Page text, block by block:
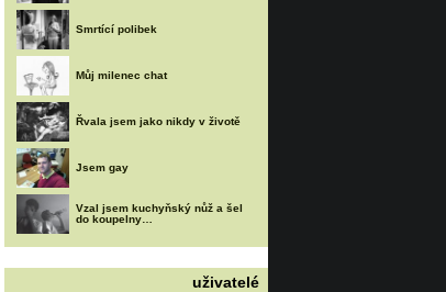
Smrtící polibek
Můj milenec chat
Řvala jsem jako nikdy v životě
Jsem gay
Vzal jsem kuchyňský nůž a šel
do koupelny…
uživatelé